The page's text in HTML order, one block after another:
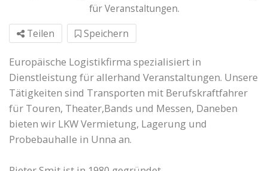
für Veranstaltungen.
Teilen
Speichern
Europäische Logistikfirma spezialisiert in
Dienstleistung für allerhand Veranstaltungen. Unsere
Tätigkeiten sind Transporten mit Berufskraftfahrer
für Touren, Theater,Bands und Messen, Daneben
bieten wir LKW Vermietung, Lagerung und
Probebauhalle in Unna an.